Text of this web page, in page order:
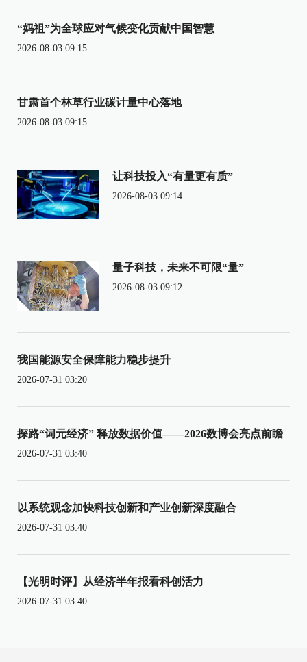
“妈祖”为全球应对气候变化贡献中国智慧
2026-08-03 09:15
甘肃首个林草行业碳计量中心落地
2026-08-03 09:15
让科技投入“有量更有质”
2026-08-03 09:14
量子科技，未来不可限“量”
2026-08-03 09:12
我国能源安全保障能力稳步提升
2026-07-31 03:20
探路“词元经济” 释放数据价值——2026数博会亮点前瞻
2026-07-31 03:40
以系统观念加快科技创新和产业创新深度融合
2026-07-31 03:40
【光明时评】从经济半年报看科创活力
2026-07-31 03:40